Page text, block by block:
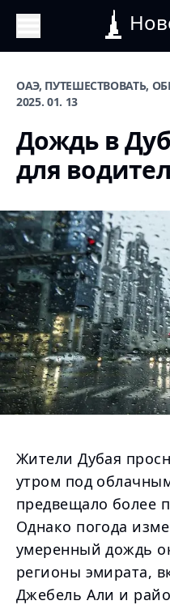
ОАЭ, ПУТЕШЕСТВОВАТЬ,
2025. 01. 13
Дождь в
для
Жители Дубая
утром под
предвещало более
Однако погода
умеренный дождь
регионы эмирата,
Джебель Али и